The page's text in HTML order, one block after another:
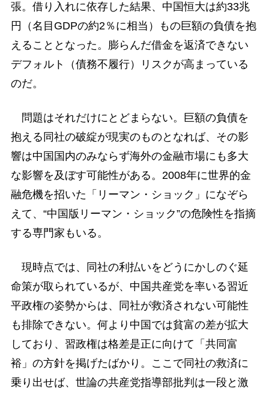
張。借り入れに依存した結果、中国恒大は約33兆
円（名目GDPの約2％に相当）もの巨額の負債を抱
えることとなった。膨らんだ借金を返済できない
デフォルト（債務不履行）リスクが高まっている
のだ。
問題はそれだけにとどまらない。巨額の負債を
抱える同社の破綻が現実のものとなれば、その影
響は中国国内のみならず海外の金融市場にも多大
な影響を及ぼす可能性がある。2008年に世界的金
融危機を招いた「リーマン・ショック」になぞら
えて、“中国版リーマン・ショック”の危険性を指摘
する専門家もいる。
現時点では、同社の利払いをどうにかしのぐ延
命策が取られているが、中国共産党を率いる習近
平政権の姿勢からは、同社が救済されない可能性
も排除できない。何より中国では貧富の差が拡大
しており、習政権は格差是正に向けて「共同富
裕」の方針を掲げたばかり。ここで同社の救済に
乗り出せば、世論の共産党指導部批判は一段と激